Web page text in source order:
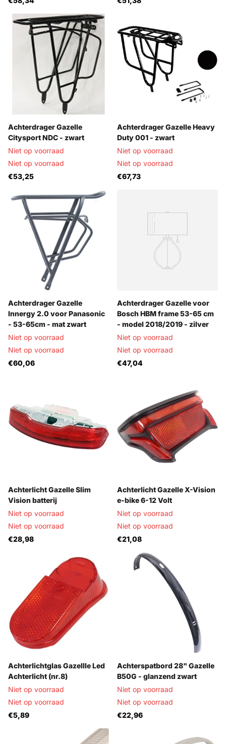
Achterdrager Gazelle
Citysport NDC - zwart
Niet op voorraad
Niet op voorraad
€53,25
Achterdrager Gazelle Heavy
Duty 001 - zwart
Niet op voorraad
Niet op voorraad
€67,73
Achterdrager Gazelle
Innergy 2.0 voor Panasonic
- 53-65cm - mat zwart
Niet op voorraad
Niet op voorraad
€60,06
Achterdrager Gazelle voor
Bosch HBM frame 53-65 cm
- model 2018/2019 - zilver
Niet op voorraad
Niet op voorraad
€47,04
Achterlicht Gazelle Slim
Vision batterij
Niet op voorraad
Niet op voorraad
€28,98
Achterlicht Gazelle X-Vision
e-bike 6-12 Volt
Niet op voorraad
Niet op voorraad
€21,08
Achterlichtglas Gazellle Led
Achterlicht (nr.8)
Niet op voorraad
Niet op voorraad
€5,89
Achterspatbord 28" Gazelle
B50G - glanzend zwart
Niet op voorraad
Niet op voorraad
€22,96